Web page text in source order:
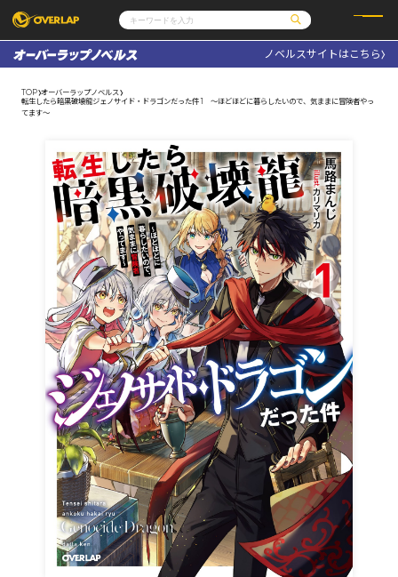
コミックガルド
コミッククリエ
LiQulle
ノベルス
ノベルスf
アニメ
ゲーム
企業
会社概要
採用情報
アクセス
オーバーラップホールディングス
お問い合わせはこちら
オーバーラップ文庫
オーバーラップノベルス
オーバーラップノベルスf
ロサージュノベルス
コミックガルド
ノベルスサイトはこちら
TOP オーバーラップノベルス
転生したら暗黒破壊龍ジェノサイド・ドラゴンだった件 1 ～ほどほどに暮らしたいので、気ままに冒険者やっ
てます～